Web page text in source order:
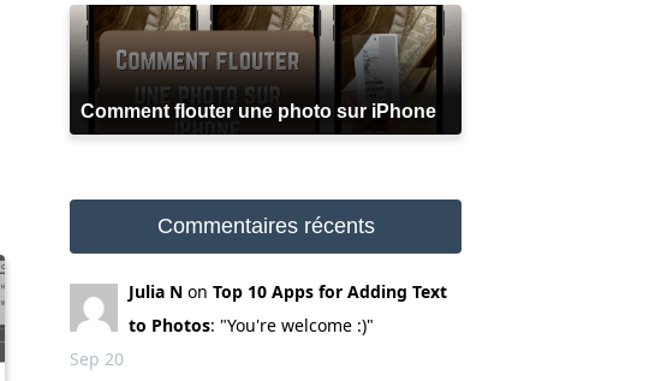
Comment flouter une photo sur iPhone
Commentaires récents
Julia N on Top 10 Apps for Adding Text
to Photos: "You're welcome :)"
Sep 20